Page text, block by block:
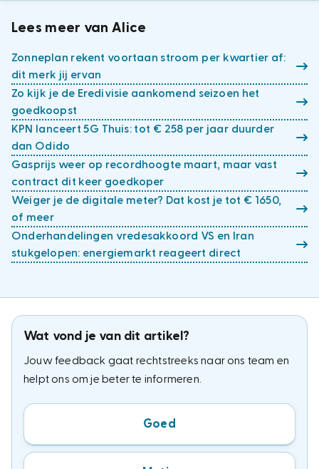
Lees meer van Alice
Zonneplan rekent voortaan stroom per kwartier af:
dit merk jij ervan
Zo kijk je de Eredivisie aankomend seizoen het
goedkoopst
KPN lanceert 5G Thuis: tot € 258 per jaar duurder
dan Odido
Gasprijs weer op recordhoogte maart, maar vast
contract dit keer goedkoper
Weiger je de digitale meter? Dat kost je tot € 1650,
of meer
Onderhandelingen vredesakkoord VS en Iran
stukgelopen: energiemarkt reageert direct
Wat vond je van dit artikel?
Jouw feedback gaat rechtstreeks naar ons team en
helpt ons om je beter te informeren.
Goed